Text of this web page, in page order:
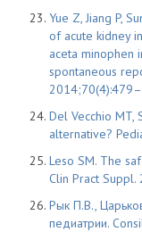
Yue Z, Jiang P,
of acute kidney
aceta minophen
spontaneous
Del Vecchio MT,
alternative?
Leso SM. The
Clin Pract
Рык П.В.,
педиатрии.